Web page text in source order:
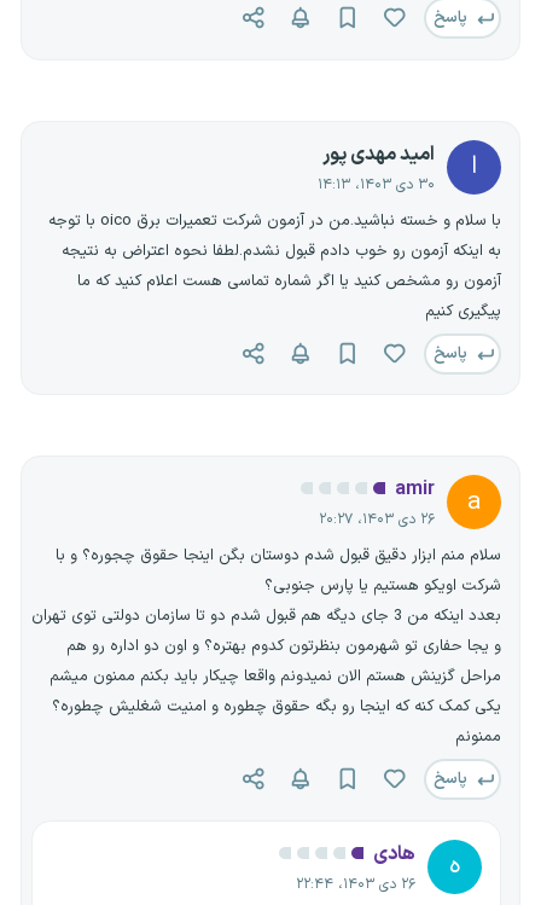
پاسخ
ا امید مهدی پور
۳۰ دی ۱۴۰۳، ۱۴:۱۳
با سلام و خسته نباشید.من در آزمون شرکت تعمیرات برق oico با توجه
به اینکه آزمون رو خوب دادم قبول نشدم.لطفا نحوه اعتراض به نتیجه
آزمون رو مشخص کنید یا اگر شماره تماسی هست اعلام کنید که ما
پیگیری کنیم
پاسخ
a
amir
۲۶ دی ۱۴۰۳، ۲۰:۲۷
سلام منم ابزار دقیق قبول شدم دوستان بگن اینجا حقوق چجوره؟ و با
شرکت اویکو هستیم یا پارس جنوبی؟
بعدد اینکه من 3 جای دیگه هم قبول شدم دو تا سازمان دولتی توی تهران
و یجا حفاری تو شهرمون بنظرتون کدوم بهتره؟ و اون دو اداره رو هم
مراحل گزینش هستم الان نمیدونم واقعا چیکار باید بکنم ممنون میشم
یکی کمک کنه که اینجا رو بگه حقوق چطوره و امنیت شغلیش چطوره؟
ممنونم
پاسخ
ه هادی
۲۶ دی ۱۴۰۳، ۲۲:۴۴